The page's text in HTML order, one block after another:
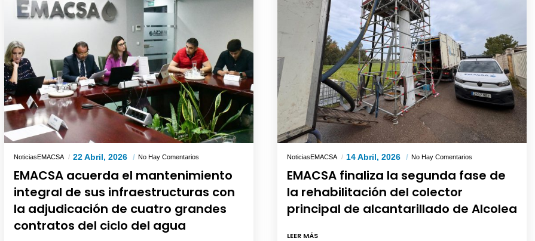
NoticiasEMACSA 22 Abril, 2026 No Hay Comentarios
EMACSA acuerda el mantenimiento
integral de sus infraestructuras con
la adjudicación de cuatro grandes
contratos del ciclo del agua
NoticiasEMACSA 14 Abril, 2026 No Hay Comentarios
EMACSA finaliza la segunda fase de
la rehabilitación del colector
principal de alcantarillado de Alcolea
LEER MÁS